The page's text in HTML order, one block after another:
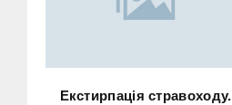
Екстирпація стравоходу.